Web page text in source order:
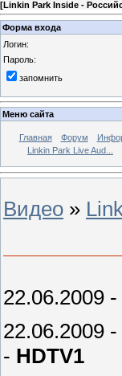
[Linkin Park Inside -
Форма входа
Логин:
Пароль:
запомнить
Меню сайта
Главная Форум
Linkin Park Live Aud...
Видео »
22.06.2009 -
22.06.2009 -
- HDTV1